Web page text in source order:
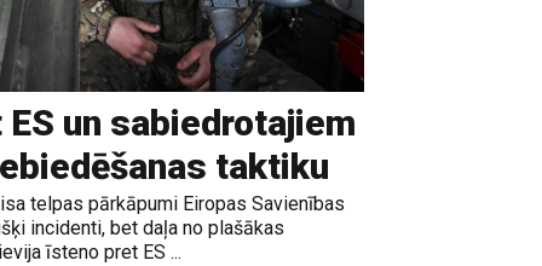
un sabiedrotajiem
taktiku
telpas pārkāpumi Eiropas Savienības
incidenti, bet daļa no plašākas
īsteno pret ES ...